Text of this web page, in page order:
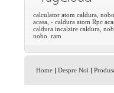
calculator atom caldura, nobo.
acasa, - caldura atom Rpc
caldura incalzire caldura,
nobo. ram
Home| Despre Noi |